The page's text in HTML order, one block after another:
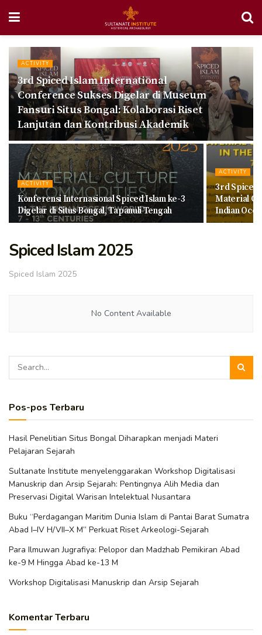
ACTIVITY
3rd Spiced Islam International
Conference Sukses Digelar di Museum
Fansuri Situs Bongal: Kolaborasi Riset
Lanjutan dan Kontribusi Akademik
ACTIVITY
Konferensi Internasional Spiced Islam ke-3
Digelar di Situs Bongal, Tapanuli Tengah
ACTIVITY
3rd Spiced
Material
Indian
Spiced Islam 2025
Spiced Islam 2025
No Content Available
Pos-pos Terbaru
Hasil Penelitian Situs Bongal Diharapkan menjadi Materi
Pelajaran Sejarah
Sultanate Institute menyelenggarakan Workshop Digitalisasi
Manuskrip dan Arsip Sejarah: Pentingnya Alih Media dan
Preservasi Digital Warisan Intelektual Nusantara
Buku “Perdagangan Maritim Dunia Islam di Pantai Barat Sumatra
Abad I–IV H/VII–X M” Perkuat Riset Arkeologi-Sejarah
Para Ilmuwan Jugrafiya: Pelopor dan Madzhab Pemikiran Abad
ke-9 M Hingga Abad ke-13 M
Workshop Digitalisasi Manuskrip dan Arsip Sejarah
Komentar Terbaru